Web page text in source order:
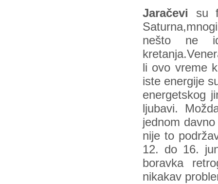
Jaračevi su
nešto ne
li ovo vreme
iste energije
energetskog
ljubavi.
jednom
nije to
12. do 16.
boravka
nikakav